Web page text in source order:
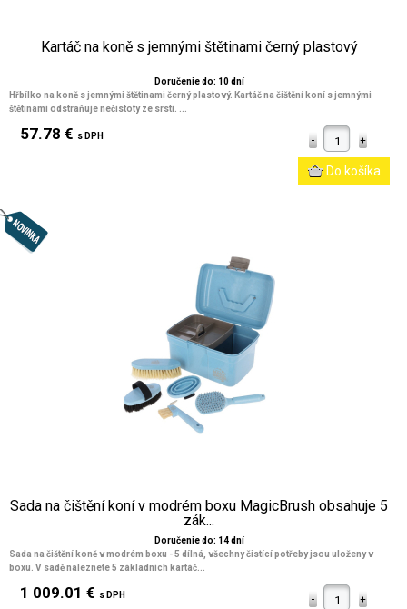
Kartáč na koně s jemnými štětinami černý plastový
Doručenie do: 10 dní
Hřbílko na koně s jemnými štětinami černý plastový. Kartáč na čištění koní s jemnými
štětinami odstraňuje nečistoty ze srsti. ...
57.78 € s DPH
Sada na čištění koní v modrém boxu MagicBrush obsahuje 5
zák...
Doručenie do: 14 dní
Sada na čištění koně v modrém boxu - 5 dílná, všechny čistící potřeby jsou uloženy v
boxu. V sadě naleznete 5 základních kartáč...
1 009.01 € s DPH